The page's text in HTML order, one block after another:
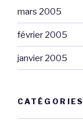
mars 2005
février 2005
janvier 2005
CATÉGORIES